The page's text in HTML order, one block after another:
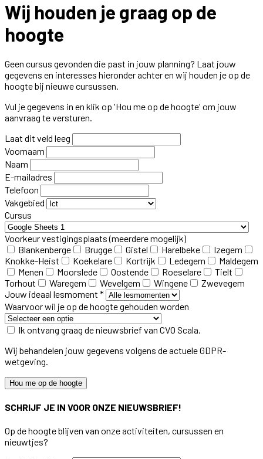
Wij houden je graag op de
hoogte
Geen cursus gevonden die past in jouw planning? Laat jouw
gegevens en interesses hieronder achter en wij houden je op de
hoogte bij nieuwe cursussen.
Vul je gegevens in en klik op 'Hou me op de hoogte' om jouw
aanvraag te versturen.
Laat dit veld leeg
Voornaam
Naam
E-mailadres
Telefoon
Vakgebied
Cursus
Voorkeur vestigingsplaats(meerdere mogelijk)
Blankenberge
Brugge Gistel Harelbeke
Izegem
Knokke-Heist
Koekelare Kortrijk Ledegem
Maldegem
Menen
Moorslede Oostende Roeselare
Tielt
Torhout
Waregem Wevelgem Wingene
Zwevegem
Jouw ideaal lesmoment *
Waarvoor wil je op de hoogte gehouden worden
Ik ontvang graag de nieuwsbrief van CVO Scala.
Wij behandelen jouw gegevens volgens de actuele GDPR-
wetgeving.
Hou me op de hoogte
SCHRIJF JE IN VOOR ONZE NIEUWSBRIEF!
Op de hoogte blijven van onze activiteiten, cursussen en
nieuwtjes?